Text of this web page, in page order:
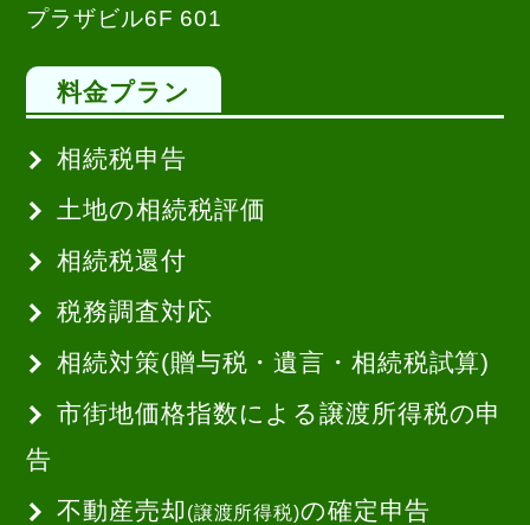
プラザビル6F 601
料金プラン
相続税申告
土地の相続税評価
相続税還付
税務調査対応
相続対策(贈与税・遺言・相続税試算)
市街地価格指数による譲渡所得税の申
告
不動産売却 (譲渡所得税)の確定申告